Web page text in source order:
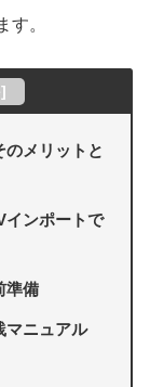
す。
]
メリットと
インポートで
準備
マニュアル